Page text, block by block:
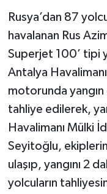
Rusya’dan 87
havalanan Rus
Superjet 100’ tipi
Antalya
motorunda
tahliye edilerek,
Havalimanı Mülki
Seyitoğlu,
ulaşıp, yangını 2
yolcuların